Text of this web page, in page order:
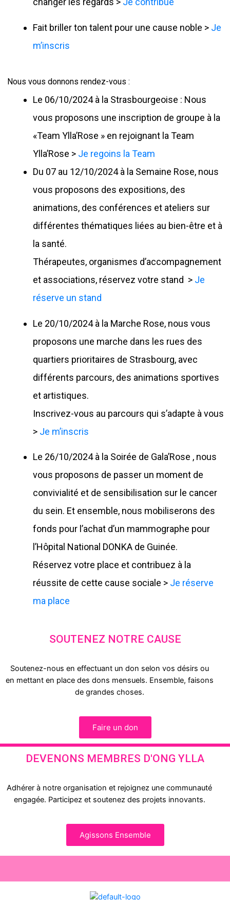
Fait briller ton talent pour une cause noble > Je
m’inscris
Nous vous donnons rendez-vous :
Le 06/10/2024 à la Strasbourgeoise : Nous
vous proposons une inscription de groupe à la
«Team Ylla’Rose » en rejoignant la Team
Ylla’Rose > Je regoins la Team
Du 07 au 12/10/2024 à la Semaine Rose, nous
vous proposons des expositions, des
animations, des conférences et ateliers sur
différentes thématiques liées au bien-être et à
la santé.
Thérapeutes, organismes d’accompagnement
et associations, réservez votre stand > Je
réserve un stand
Le 20/10/2024 à la Marche Rose, nous vous
proposons une marche dans les rues des
quartiers prioritaires de Strasbourg, avec
différents parcours, des animations sportives
et artistiques.
Inscrivez-vous au parcours qui s’adapte à vous
> Je m’inscris
Le 26/10/2024 à la Soirée de Gala’Rose , nous
vous proposons de passer un moment de
convivialité et de sensibilisation sur le cancer
du sein. Et ensemble, nous mobiliserons des
fonds pour l’achat d’un mammographe pour
l’Hôpital National DONKA de Guinée.
Réservez votre place et contribuez à la
réussite de cette cause sociale > Je réserve
ma place
SOUTENEZ NOTRE CAUSE
Soutenez-nous en effectuant un don selon vos désirs ou
en mettant en place des dons mensuels. Ensemble, faisons
de grandes choses.
Faire un don
DEVENONS MEMBRES D'ONG YLLA
Adhérer à notre organisation et rejoignez une communauté
engagée. Participez et soutenez des projets innovants.
Agissons Ensemble